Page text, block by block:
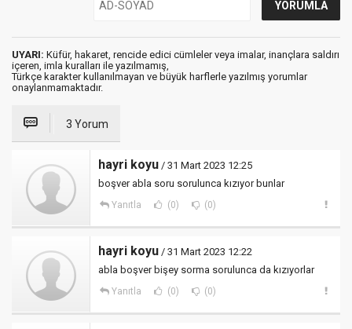
UYARI: Küfür, hakaret, rencide edici cümleler veya imalar, inançlara saldırı
içeren, imla kuralları ile yazılmamış,
Türkçe karakter kullanılmayan ve büyük harflerle yazılmış yorumlar
onaylanmamaktadır.
3 Yorum
hayri koyu / 31 Mart 2023 12:25
boşver abla soru sorulunca kızıyor bunlar
Yanıtla (0) (0)
hayri koyu / 31 Mart 2023 12:22
abla boşver bişey sorma sorulunca da kızıyorlar
Yanıtla (0) (0)